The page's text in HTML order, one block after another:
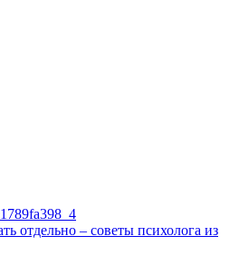
отдельно – советы психолога из